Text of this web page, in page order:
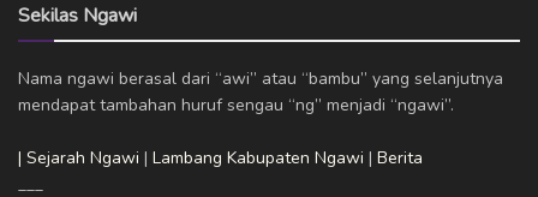
Sekilas Ngawi
Nama ngawi berasal dari “awi” atau “bambu” yang selanjutnya
mendapat tambahan huruf sengau “ng” menjadi “ngawi”.
| Sejarah Ngawi | Lambang Kabupaten Ngawi | Berita